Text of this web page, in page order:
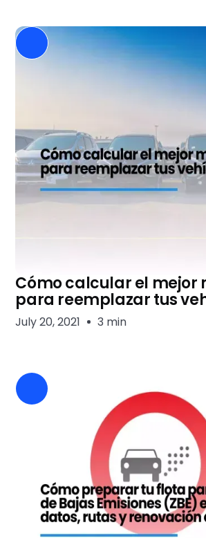
Cómo calcular el mejor
para reemplazar tus
July 20, 2021 3 min